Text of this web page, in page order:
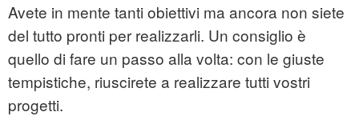
Avete in mente tanti obiettivi ma ancora non siete
del tutto pronti per realizzarli. Un consiglio è
quello di fare un passo alla volta: con le giuste
tempistiche, riuscirete a realizzare tutti vostri
progetti.